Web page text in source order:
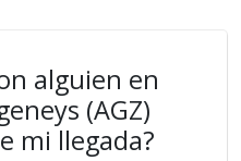
alguien en
(AGZ)
mi llegada?